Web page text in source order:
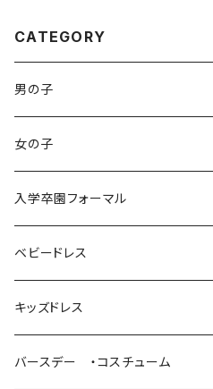
CATEGORY
男の子
袴ロンパース
女の子
袴ロンパース
入学卒園フォーマル
ベビードレス
パニエ / ボレロ
キッズドレス
ロングドレス
バースデー ・コスチューム